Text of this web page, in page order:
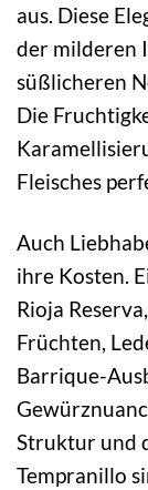
aus. Diese
der milderen
süßlicheren
Die
Fleisches
Auch
ihre Kosten.
Rioja
Früchten,
Barrique-
Struktur und
Tempranillo